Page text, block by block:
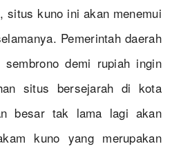
situs kuno ini akan menemui
Pemerintah daerah
demi rupiah ingin
situs bersejarah di kota
besar tak lama lagi akan
kuno yang merupakan